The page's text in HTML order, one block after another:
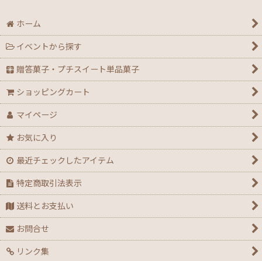
ホーム
イベントから探す
贈答菓子・プチスイート単品菓子
ショッピングカート
マイページ
お気に入り
最近チェックしたアイテム
特定商取引法表示
送料とお支払い
お問合せ
リンク集